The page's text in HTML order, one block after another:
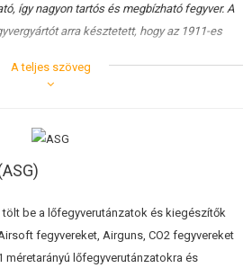
így nagyon tartós és megbízható fegyver. A
arra késztetett, hogy az 1911-es
a mérce.
igényeihez igazítja az időtlen 1911-est.
a klasszikus 1911-es megjelenését a mai kor
A teljes szöveg
be a lőfegyverutánzatok és kiegészítők
fegyvereket, Airguns, CO2 fegyvereket
méretarányú lőfegyverutánzatokra és